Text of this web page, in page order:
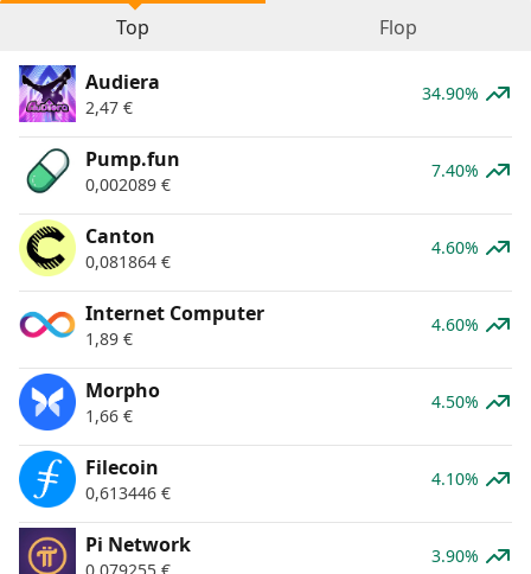
Top Flop
Audiera
2,47 €
34.90%
Pump.fun
0,002089 €
7.40%
Canton
0,081864 €
4.60%
Internet Computer
1,89 €
4.60%
Morpho
1,66 €
4.50%
Filecoin
0,613446 €
4.10%
Pi Network
0,079255 €
3.90%